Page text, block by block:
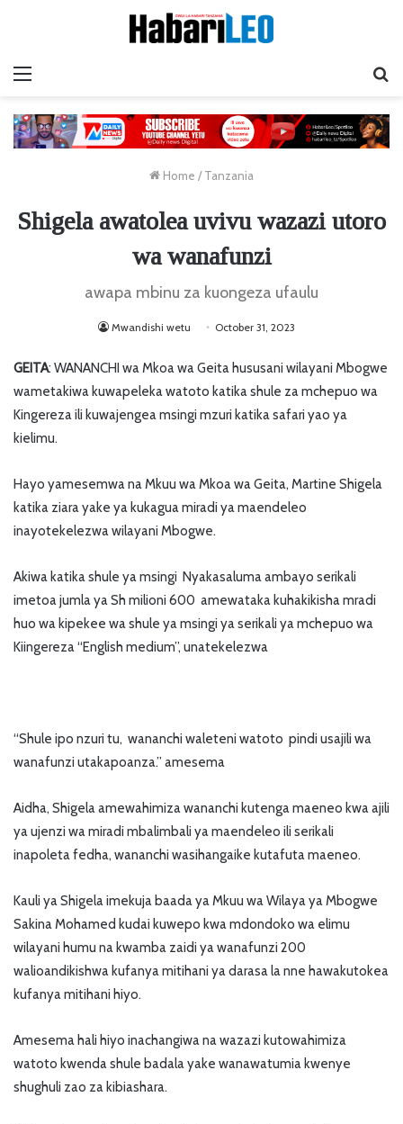
Home / Tanzania
Shigela awatolea uvivu wazazi utoro
wa wanafunzi
awapa mbinu za kuongeza ufaulu
Mwandishi wetu October 31, 2023
GEITA: WANANCHI wa Mkoa wa Geita hususani wilayani Mbogwe
wametakiwa kuwapeleka watoto katika shule za mchepuo wa
Kingereza ili kuwajengea msingi mzuri katika safari yao ya
kielimu.
Hayo yamesemwa na Mkuu wa Mkoa wa Geita, Martine Shigela
katika ziara yake ya kukagua miradi ya maendeleo
inayotekelezwa wilayani Mbogwe.
Akiwa katika shule ya msingi Nyakasaluma ambayo serikali
imetoa jumla ya Sh milioni 600 amewataka kuhakikisha mradi
huo wa kipekee wa shule ya msingi ya serikali ya mchepuo wa
Kiingereza “English medium”, unatekelezwa
“Shule ipo nzuri tu, wananchi waleteni watoto pindi usajili wa
wanafunzi utakapoanza.” amesema
Aidha, Shigela amewahimiza wananchi kutenga maeneo kwa ajili
ya ujenzi wa miradi mbalimbali ya maendeleo ili serikali
inapoleta fedha, wananchi wasihangaike kutafuta maeneo.
Kauli ya Shigela imekuja baada ya Mkuu wa Wilaya ya Mbogwe
Sakina Mohamed kudai kuwepo kwa mdondoko wa elimu
wilayani humu na kwamba zaidi ya wanafunzi 200
walioandikishwa kufanya mitihani ya darasa la nne hawakutokea
kufanya mitihani hiyo.
Amesema hali hiyo inachangiwa na wazazi kutowahimiza
watoto kwenda shule badala yake wanawatumia kwenye
shughuli zao za kibiashara.